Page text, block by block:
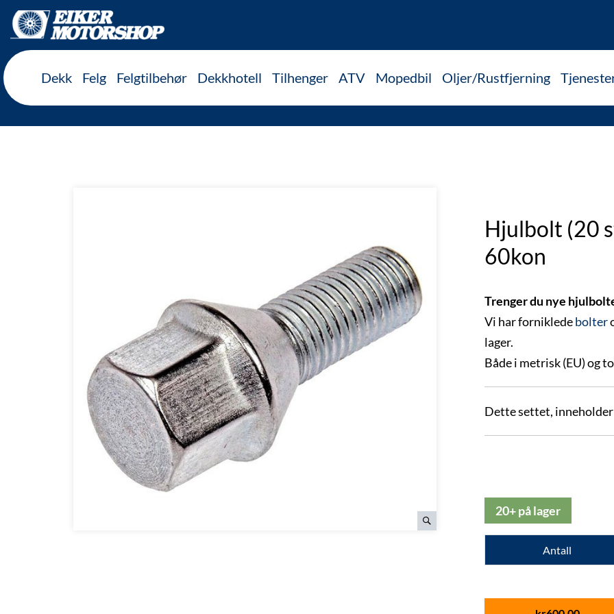
Dekk Felg Felgtilbehør Dekkhotell Tilhenger ATV Mopedbil Oljer/Rustfjerning
Hjulbolt (20
60kon
Trenger du nye
Vi har fornikledebolter
lager.
Både i metrisk (EU) og
Dette settet,
20+ på lager
Antall
Inkl. mva